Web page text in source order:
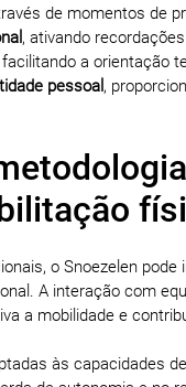
de momentos de
, ativando
facilitando a orientação
pessoal ,
o Snoezelen
A interação com
a mobilidade e
às capacidades